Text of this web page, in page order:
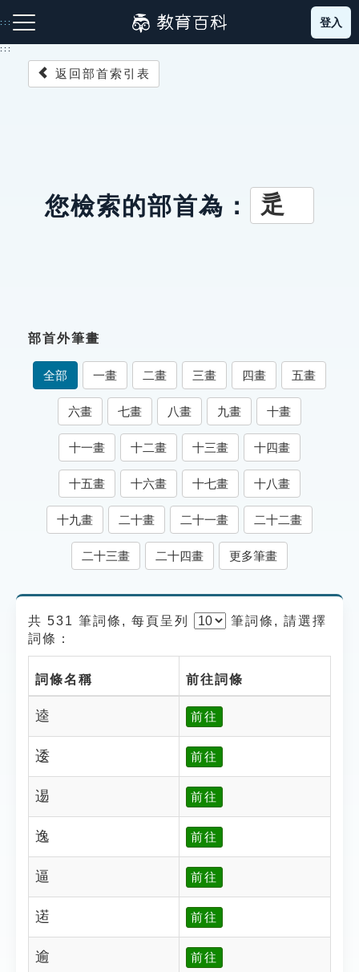
到
主
:::
成語故事
索引選單
知識索引
單字索引
生命大百科索引
遊戲專區
貓頭鷹博士
登入
:::
返回部首索引表
您檢索的部首為： 辵
部首外筆畫
全部 一畫 二畫 三畫 四畫 五畫
六畫 七畫 八畫 九畫 十畫
十一畫 十二畫 十三畫 十四畫
十五畫 十六畫 十七畫 十八畫
十九畫 二十畫 二十一畫 二十二畫
二十三畫 二十四畫 更多筆畫
共 531 筆詞條, 每頁呈列 筆詞條, 請選擇
詞條：
詞條名稱 前往詞條
逵 前往
逶 前往
逷 前往
逸 前往
逼 前往
逽 前往
逾 前往